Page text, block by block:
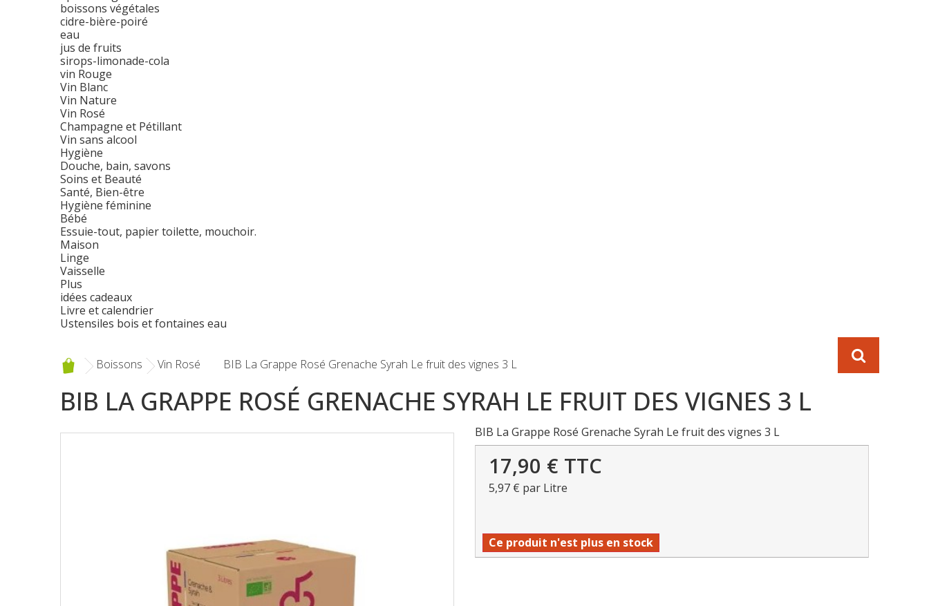
boissons végétales
cidre-bière-poiré
eau
jus de fruits
sirops-limonade-cola
vin Rouge
Vin Blanc
Vin Nature
Vin Rosé
Champagne et Pétillant
Vin sans alcool
Hygiène
Douche, bain, savons
Soins et Beauté
Santé, Bien-être
Hygiène féminine
Bébé
Essuie-tout, papier toilette, mouchoir.
Maison
Linge
Vaisselle
Plus
idées cadeaux
Livre et calendrier
Ustensiles bois et fontaines eau
Boissons Vin Rosé BIB La Grappe Rosé Grenache Syrah Le fruit des vignes 3 L
BIB LA GRAPPE ROSÉ GRENACHE SYRAH LE FRUIT DES VIGNES 3 L
BIB La Grappe Rosé Grenache Syrah Le fruit des vignes 3 L
17,90 € TTC
5,97 € par Litre
Ce produit n'est plus en stock